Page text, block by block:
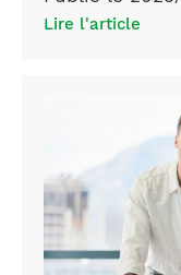
Lire l'article